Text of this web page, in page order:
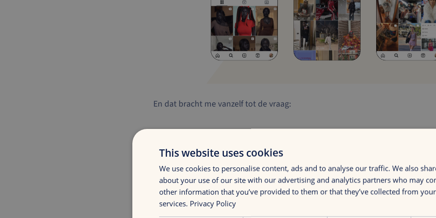
En dat bracht me vanzelf tot de vraag:
Naarmate AI blijft verbeteren,
zullen menselijke influencers dan nog
Vanuit merkperspectief snap ik waarom de aantrekkingskracht zo voor de
This website uses cookies
We use cookies to personalise content, ads and to analyse our traffic. We also
about your use of our site with our advertising and analytics partners who may
other information that you’ve provided to them or that they’ve collected from
services. Privacy Policy